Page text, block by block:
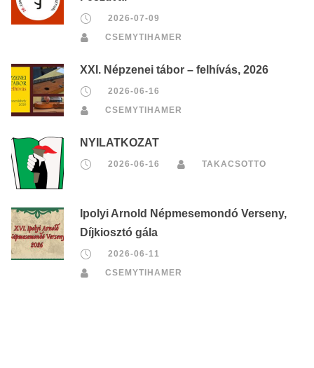
2026-07-09
CSEMYTIHAMER
XXI. Népzenei tábor – felhívás, 2026
2026-06-16
CSEMYTIHAMER
NYILATKOZAT
2026-06-16 TAKACSOTTO
Ipolyi Arnold Népmesemondó Verseny,
Díjkiosztó gála
2026-06-11
CSEMYTIHAMER